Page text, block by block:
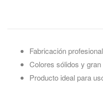
Fabricación
Colores sólidos y
Producto ideal para